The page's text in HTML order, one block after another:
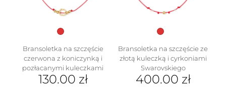
stronie
produktu
Bransoletka na szczęście
czerwona z koniczynką i
pozłacanymi kuleczkami
130.00 zł
Bransoletka na szczęście ze
złotą kuleczką i cyrkoniami
Swarovskiego
400.00 zł